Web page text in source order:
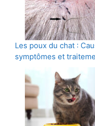
Les poux du chat :
symptômes et